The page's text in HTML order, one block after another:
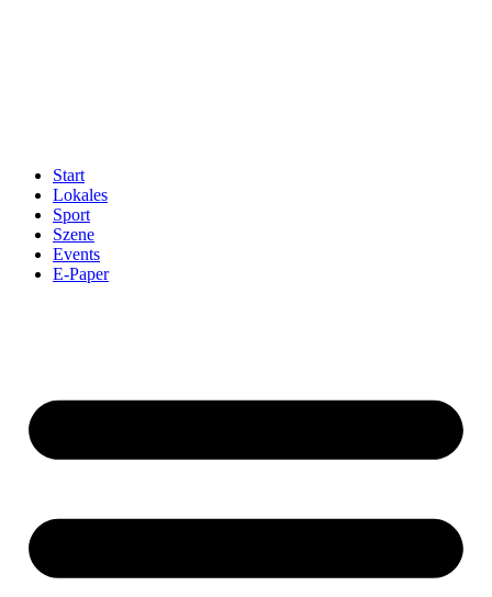
Start
Lokales
Sport
Szene
Events
E-Paper